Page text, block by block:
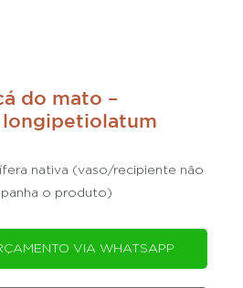
do mato –
longipetiolatum
nativa (vaso/recipiente não
o produto)
VIA WHATSAPP